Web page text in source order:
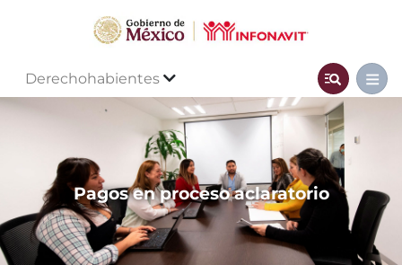
Derechohabientes
Pagos en proceso aclaratorio